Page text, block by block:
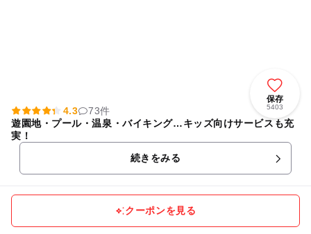
保存
5403
4.3
73件
遊園地・プール・温泉・バイキング…キッズ向けサービスも充
実！
続きをみる
クーポンを見る